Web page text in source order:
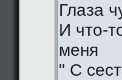
Глаза
И что-
меня
" С